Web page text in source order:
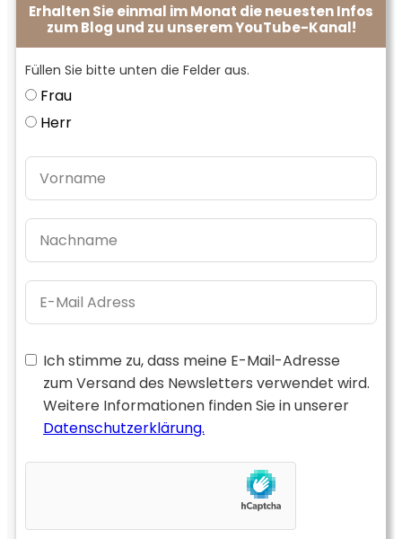
Erhalten Sie einmal im Monat die neuesten Infos
zum Blog und zu unserem YouTube-Kanal!
Füllen Sie bitte unten die Felder aus.
Frau
Herr
Ich stimme zu, dass meine E-Mail-Adresse
zum Versand des Newsletters verwendet wird.
Weitere Informationen finden Sie in unserer
Datenschutzerklärung.